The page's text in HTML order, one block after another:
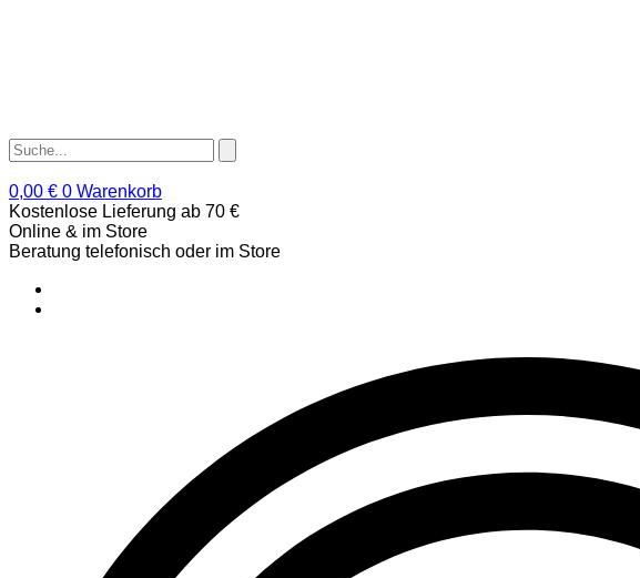
0,00 € 0 Warenkorb
Kostenlose Lieferung ab 70 €
Online & im Store
Beratung telefonisch oder im Store